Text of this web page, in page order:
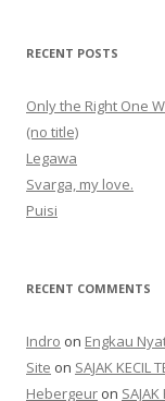
RECENT POSTS
Only the Right One
(no title)
Legawa
Svarga, my love.
Puisi
RECENT COMMENTS
Indro on Engkau
Site on SAJAK
Hebergeur on